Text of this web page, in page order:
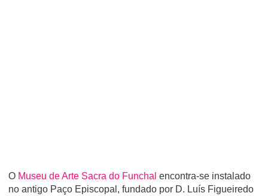
O Museu de Arte Sacra do Funchal encontra-se instalado
no antigo Paço Episcopal, fundado por D. Luís Figueiredo